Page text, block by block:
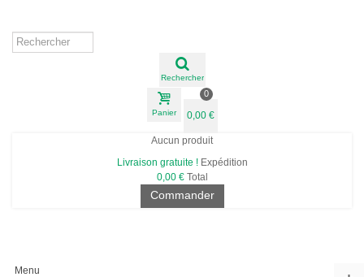
Rechercher
Panier
0
0,00 €
Aucun produit
Livraison gratuite ! Expédition
0,00 € Total
Commander
Menu